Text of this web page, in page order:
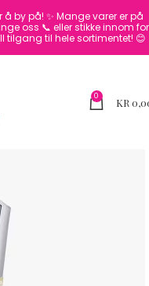
by på! ✨ Mange varer er på
oss 📞 eller stikke innom for
tilgang til hele sortimentet! 😊
0 KR